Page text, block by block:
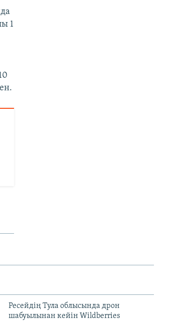
1
Ресейдің Тула облысында дрон
шабуылынан кейін Wildberries